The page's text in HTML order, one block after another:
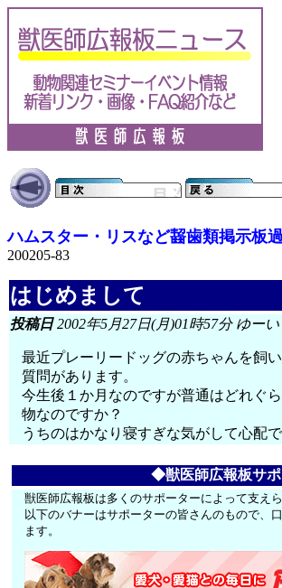
ハムスター・リスなど齧歯類掲示板
200205-83
はじめまして
投稿日2002年5月27日(月)01時57分 ゆーい
最近プレーリードッグの赤ちゃんを飼い
質問があります。
今生後１か月なのですが普通はどれぐ
物なのですか？
うちのはかなり寝すぎな気がして心配で
◆獣医師広報板サ
獣医師広報板は多くのサポーターによって支えら
以下のバナーはサポーターの皆さんのもので、
ます。